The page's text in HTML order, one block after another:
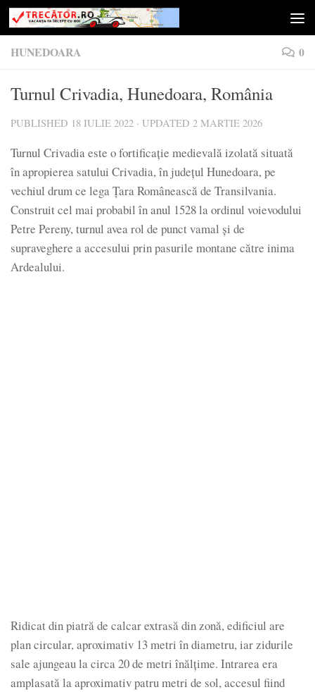
Skip to content
HUNEDOARA 0
Turnul Crivadia, Hunedoara, România
PUBLISHED 18 IULIE 2022 · UPDATED 2 MARTIE 2026
Turnul Crivadia este o fortificație medievală izolată situată
în apropierea satului Crivadia, în județul Hunedoara, pe
vechiul drum ce lega Țara Românească de Transilvania.
Construit cel mai probabil în anul 1528 la ordinul voievodului
Petre Pereny, turnul avea rol de punct vamal și de
supraveghere a accesului prin pasurile montane către inima
Ardealului.
Ridicat din piatră de calcar extrasă din zonă, edificiul are
plan circular, aproximativ 13 metri în diametru, iar zidurile
sale ajungeau la circa 20 de metri înălțime. Intrarea era
amplasată la aproximativ patru metri de sol, accesul fiind